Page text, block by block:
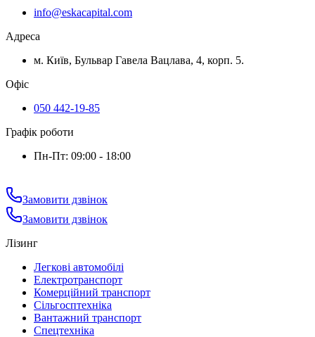
info@eskacapital.com
Адреса
м. Київ, Бульвар Гавела Вацлава, 4, корп. 5.
Офіс
050 442-19-85
Графік роботи
Пн-Пт: 09:00 - 18:00
Замовити дзвінок
Замовити дзвінок
Лізинг
Легкові автомобілі
Електротранспорт
Комерційний транспорт
Сільгосптехніка
Вантажний транспорт
Спецтехніка